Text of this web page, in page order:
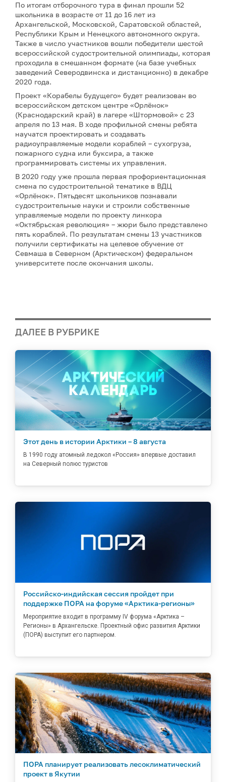
По итогам отборочного тура в финал прошли 52
школьника в возрасте от 11 до 16 лет из
Архангельской, Московской, Саратовской областей,
Республики Крым и Ненецкого автономного округа.
Также в число участников вошли победители шестой
всероссийской судостроительной олимпиады, которая
проходила в смешанном формате (на базе учебных
заведений Северодвинска и дистанционно) в декабре
2020 года.
Проект «Корабелы будущего» будет реализован во
всероссийском детском центре «Орлёнок»
(Краснодарский край) в лагере «Штормовой» с 23
апреля по 13 мая. В ходе профильной смены ребята
научатся проектировать и создавать
радиоуправляемые модели кораблей – сухогруза,
пожарного судна или буксира, а также
программировать системы их управления.
В 2020 году уже прошла первая профориентационная
смена по судостроительной тематике в ВДЦ
«Орлёнок». Пятьдесят школьников познавали
судостроительные науки и строили собственные
управляемые модели по проекту линкора
«Октябрьская революция» – жюри было представлено
пять кораблей. По результатам смены 13 участников
получили сертификаты на целевое обучение от
Севмаша в Северном (Арктическом) федеральном
университете после окончания школы.
ДАЛЕЕ В РУБРИКЕ
Этот день в истории Арктики – 8 августа
В 1990 году атомный ледокол «Россия» впервые доставил
на Северный полюс туристов
Российско-индийская сессия пройдет при
поддержке ПОРА на форуме «Арктика-регионы»
Мероприятие входит в программу IV форума «Арктика –
Регионы» в Архангельске. Проектный офис развития Арктики
(ПОРА) выступит его партнером.
ПОРА планирует реализовать лесоклиматический
проект в Якутии